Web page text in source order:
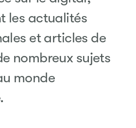
les actualités
et articles de
nombreux sujets
monde